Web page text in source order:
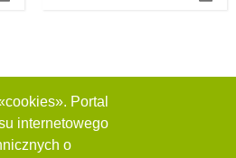
Portal
internetowego
o